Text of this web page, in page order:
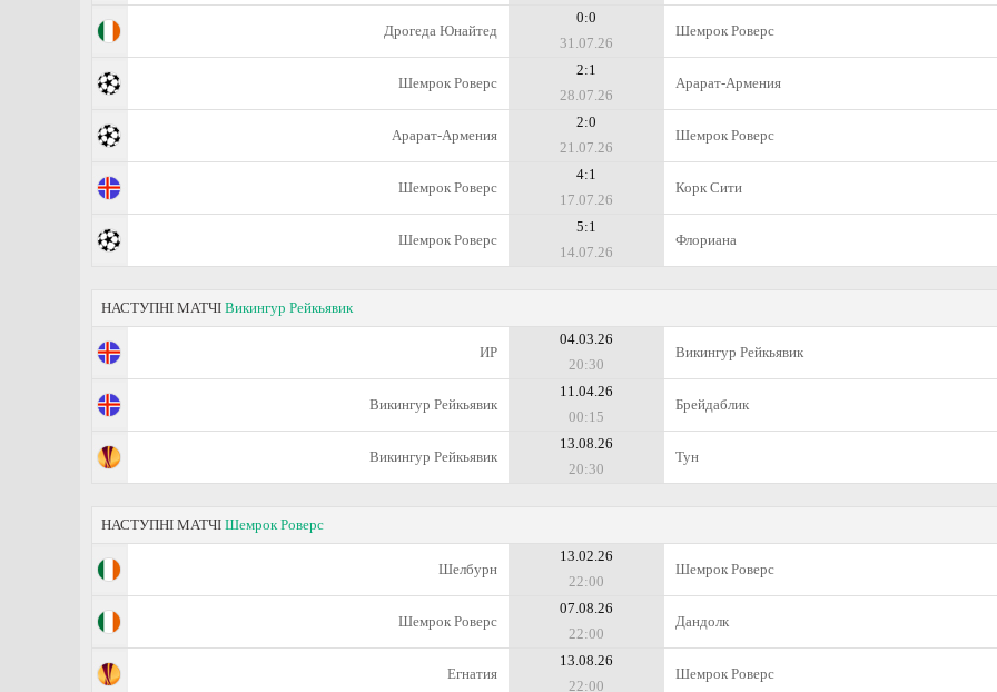
Дрогеда Юнайтед
0:0
31.07.26
Шемрок Роверс
Шемрок Роверс
2:1
28.07.26
Арарат-Армения
Арарат-Армения
2:0
21.07.26
Шемрок Роверс
Шемрок Роверс
4:1
17.07.26
Корк Сити
Шемрок Роверс
5:1
14.07.26
Флориана
НАСТУПНІ МАТЧІ Викингур Рейкьявик
ИР
04.03.26
20:30
Викингур Рейкьявик
Викингур Рейкьявик
11.04.26
00:15
Брейдаблик
Викингур Рейкьявик
13.08.26
20:30
Тун
НАСТУПНІ МАТЧІ Шемрок Роверс
Шелбурн
13.02.26
22:00
Шемрок Роверс
Шемрок Роверс
07.08.26
22:00
Дандолк
Егнатия
13.08.26
22:00
Шемрок Роверс